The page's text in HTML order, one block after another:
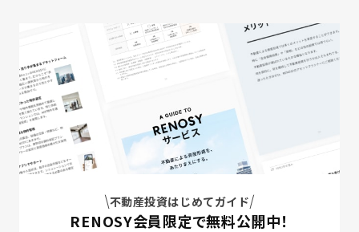
不動産投資はじめてガイド
RENOSY会員限定で無料公開中！